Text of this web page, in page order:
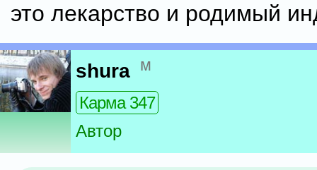
это лекарство и родимый
shura м
Карма 347
Автор